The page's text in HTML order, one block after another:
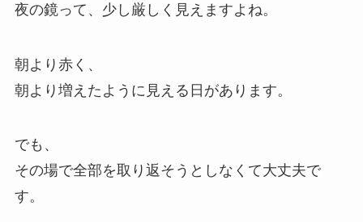
夜の鏡って、少し厳しく見えますよね。
朝より赤く、
朝より増えたように見える日があります。
でも、
その場で全部を取り返そうとしなくて大丈夫で
す。